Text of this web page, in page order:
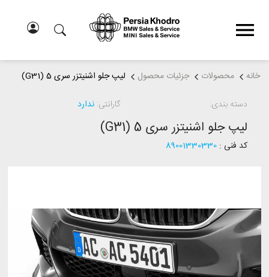
خانه محصولات جزئیات محصول
لیپ جلو اشنیتزر سری 5 (G31)
دسته بندی:
گارانتی: ندارد
لیپ جلو اشنیتزر سری 5 (G31)
کد فنی : 89001330330